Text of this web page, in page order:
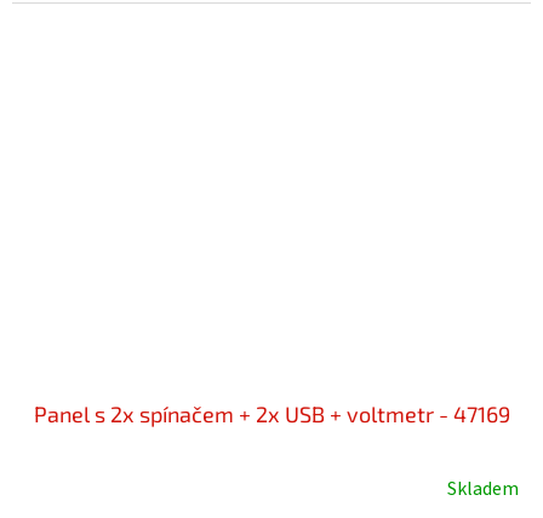
Panel s 2x spínačem + 2x USB + voltmetr - 47169
Skladem